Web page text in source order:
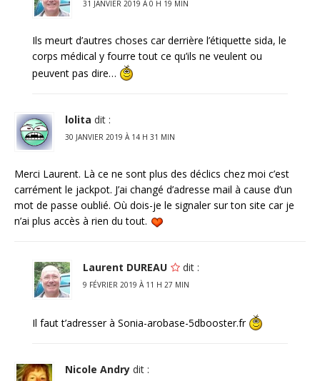
31 JANVIER 2019 À 0 H 19 MIN
Ils meurt d’autres choses car derrière l’étiquette sida, le
corps médical y fourre tout ce qu’ils ne veulent ou
peuvent pas dire…
lolita dit :
30 JANVIER 2019 À 14 H 31 MIN
Merci Laurent. Là ce ne sont plus des déclics chez moi c’est
carrément le jackpot. J’ai changé d’adresse mail à cause d’un
mot de passe oublié. Où dois-je le signaler sur ton site car je
n’ai plus accès à rien du tout.
Laurent DUREAU dit :
9 FÉVRIER 2019 À 11 H 27 MIN
Il faut t’adresser à Sonia-arobase-5dbooster.fr
Nicole Andry dit :